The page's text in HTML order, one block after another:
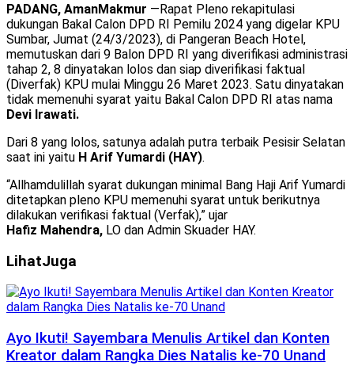
PADANG, AmanMakmur —Rapat Pleno rekapitulasi
dukungan Bakal Calon DPD RI Pemilu 2024 yang digelar KPU
Sumbar, Jumat (24/3/2023), di Pangeran Beach Hotel,
memutuskan dari 9 Balon DPD RI yang diverifikasi administrasi
tahap 2, 8 dinyatakan lolos dan siap diverifikasi faktual
(Diverfak) KPU mulai Minggu 26 Maret 2023. Satu dinyatakan
tidak memenuhi syarat yaitu Bakal Calon DPD RI atas nama
Devi Irawati.
Dari 8 yang lolos, satunya adalah putra terbaik Pesisir Selatan
saat ini yaitu H Arif Yumardi (HAY).
“Allhamdulillah syarat dukungan minimal Bang Haji Arif Yumardi
ditetapkan pleno KPU memenuhi syarat untuk berikutnya
dilakukan verifikasi faktual (Verfak),” ujar
Hafiz Mahendra, LO dan Admin Skuader HAY.
LihatJuga
Ayo Ikuti! Sayembara Menulis Artikel dan Konten
Kreator dalam Rangka Dies Natalis ke-70 Unand